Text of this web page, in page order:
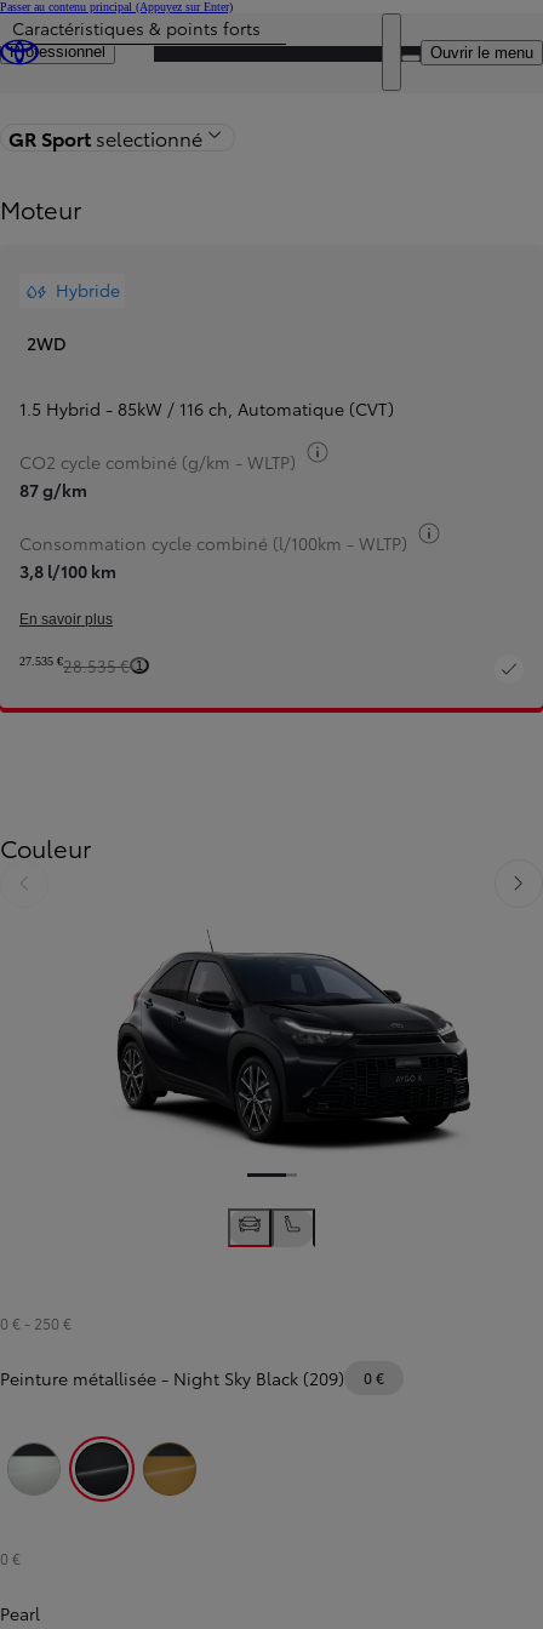
Passer au contenu principal (Appuyez sur Enter)
Particulier
Professionnel
DEALER NAME
Ouvrir le menu
Prix mis à jour Le prix de votre configuration est 27.535 €
Caractéristiques & points forts
GR Sport selectionné
Moteur
Hybride
2WD
1.5 Hybrid - 85kW / 116 ch, Automatique (CVT)
CO2 cycle combiné (g/km - WLTP)
87 g/km
Consommation cycle combiné (l/100km - WLTP)
3,8 l/100 km
En savoir plus
27.535 €28.535 € 1
Couleur
Diapositive précédente
0 € - 250 €
Peinture métallisée - Night Sky Black (209) 0 €
Platinum White Pearl / Black (2PU)
Night Sky Black (209)
0 €
Pearl